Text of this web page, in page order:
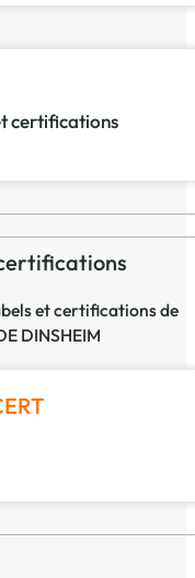
certifications
et certifications de
DINSHEIM